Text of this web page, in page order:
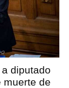
diputado
muerte de